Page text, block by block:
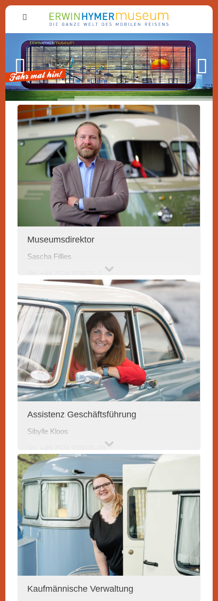
Museumsdirektor
Sascha Fillies
Tel. +49 7524 976676-7
@erwin-hymer-museum.de
Assistenz Geschäftsführung
Sibylle Kloos
Tel. +49 7524 976676-23
sk@erwin-hymer-museum.de
Kaufmännische Verwaltung
Zurück Weiter